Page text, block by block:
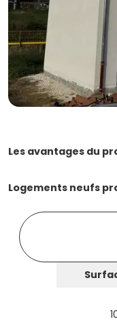
Les avantages du
Logements neufs